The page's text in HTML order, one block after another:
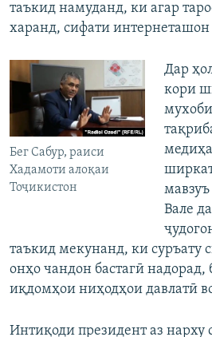
таъкид намуданд, ки агар
харанд, сифати интернеташон
Бег Сабур, раиси
Хадамоти алоқаи
Тоҷикистон
Дар
кори
Вале
таъкид мекунанд, ки суръату
онҳо чандон бастагӣ надорад,
иқдомҳои ниҳодҳои давлатӣ
Интиқоди президент аз нарху